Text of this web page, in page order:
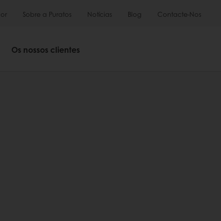
Sobre a Puratos Notícias Blog Contacte-Nos
Os nossos clientes